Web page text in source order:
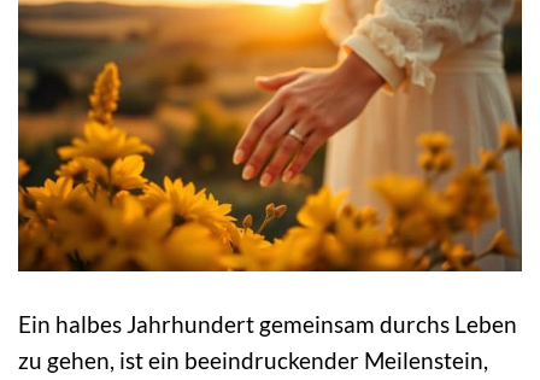
Ein halbes Jahrhundert gemeinsam durchs Leben
zu gehen, ist ein beeindruckender Meilenstein,